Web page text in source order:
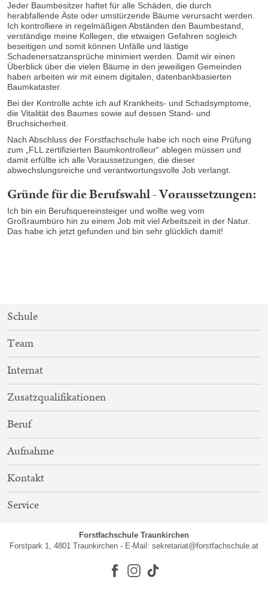
Jeder Baumbesitzer haftet für alle Schäden, die durch
herabfallende Äste oder umstürzende Bäume verursacht werden.
Ich kontrolliere in regelmäßigen Abständen den Baumbestand,
verständige meine Kollegen, die etwaigen Gefahren sogleich
beseitigen und somit können Unfälle und lästige
Schadenersatzansprüche minimiert werden. Damit wir einen
Überblick über die vielen Bäume in den jeweiligen Gemeinden
haben arbeiten wir mit einem digitalen, datenbankbasierten
Baumkataster.
Bei der Kontrolle achte ich auf Krankheits- und Schadsymptome,
die Vitalität des Baumes sowie auf dessen Stand- und
Bruchsicherheit.
Nach Abschluss der Forstfachschule habe ich noch eine Prüfung
zum „FLL zertifizierten Baumkontrolleur“ ablegen müssen und
damit erfüllte ich alle Voraussetzungen, die dieser
abwechslungsreiche und verantwortungsvolle Job verlangt.
Gründe für die Berufswahl - Voraussetzungen:
Ich bin ein Berufsquereinsteiger und wollte weg vom
Großraumbüro hin zu einem Job mit viel Arbeitszeit in der Natur.
Das habe ich jetzt gefunden und bin sehr glücklich damit!
SITEMAP-
NAVIGATION
Schule
Team
Internat
Zusatzqualifikationen
Beruf
Aufnahme
Kontakt
Service
Forstfachschule Traunkirchen
Forstpark 1, 4801 Traunkirchen - E-Mail: sekretariat@forstfachschule.at
FacebookInstagram